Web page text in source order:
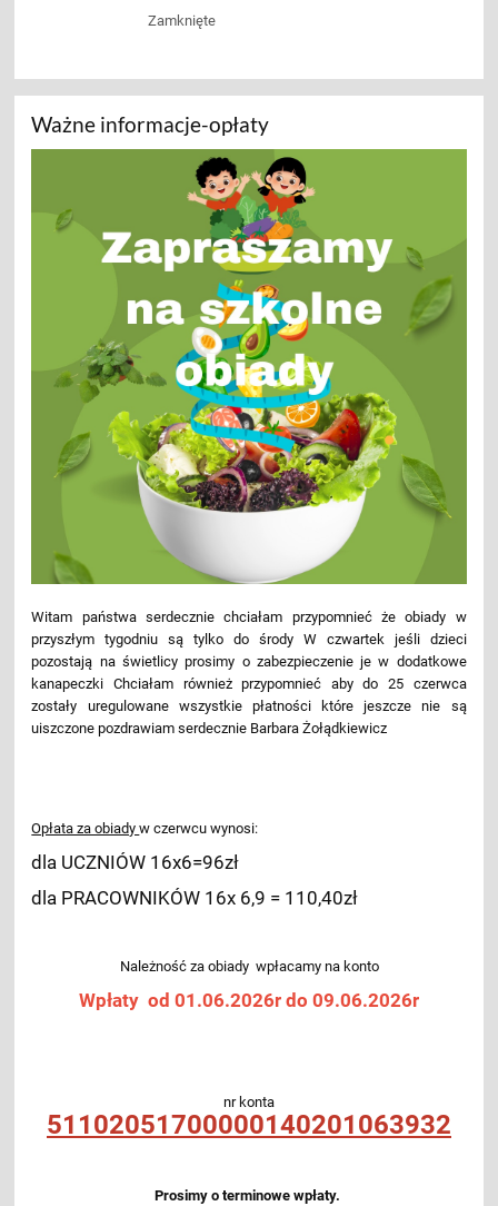
Zamknięte
Ważne informacje-opłaty
Witam państwa serdecznie chciałam przypomnieć że obiady w
przyszłym tygodniu są tylko do środy W czwartek jeśli dzieci
pozostają na świetlicy prosimy o zabezpieczenie je w dodatkowe
kanapeczki Chciałam również przypomnieć aby do 25 czerwca
zostały uregulowane wszystkie płatności które jeszcze nie są
uiszczone pozdrawiam serdecznie Barbara Żołądkiewicz
Opłata za obiadyw czerwcu wynosi:
dla UCZNIÓW 16x6=96zł
dla PRACOWNIKÓW 16x 6,9 = 110,40zł
Należność za obiady wpłacamy na konto
Wpłaty od 01.06.2026r do 09.06.2026r
nr konta
51102051700000140201063932
Prosimy o terminowe wpłaty.